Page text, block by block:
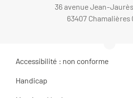
36 avenue Jean-Jaurès
63407 Chamalières
Accessibilité : non conforme
Handicap